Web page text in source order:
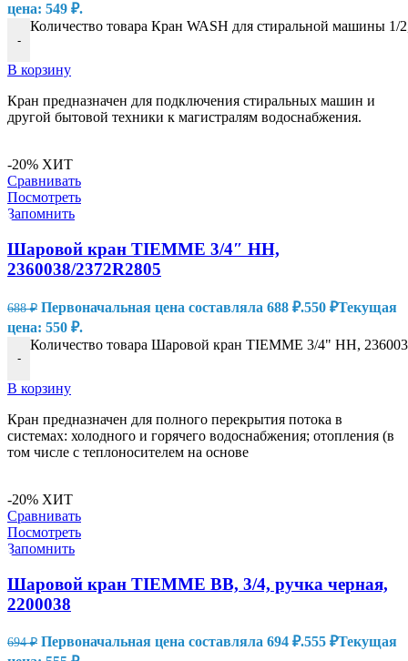
цена: 549 ₽.
-
Количество товара Кран WASH для стиральной машины
В корзину
Кран предназначен для подключения стиральных машин и
другой бытовой техники к магистралям водоснабжения.
-20% ХИТ
Сравнивать
Посмотреть
Запомнить
Шаровой кран TIEMME 3/4″ НН,
2360038/2372R2805
688₽ Первоначальная цена составляла 688 ₽.550 ₽Текущая
цена: 550 ₽.
-
Количество товара Шаровой кран TIEMME 3/4" НН,
В корзину
Кран предназначен для полного перекрытия потока в
системах: холодного и горячего водоснабжения; отопления (в
том числе с теплоносителем на основе
-20% ХИТ
Сравнивать
Посмотреть
Запомнить
Шаровой кран TIEMME ВВ, 3/4, ручка черная,
2200038
694₽ Первоначальная цена составляла 694 ₽.555 ₽Текущая